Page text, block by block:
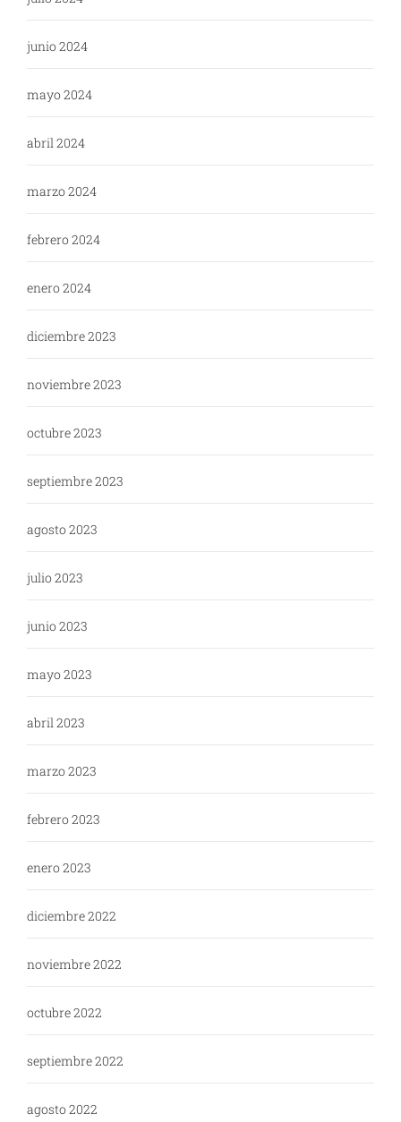
junio 2024
mayo 2024
abril 2024
marzo 2024
febrero 2024
enero 2024
diciembre 2023
noviembre 2023
octubre 2023
septiembre 2023
agosto 2023
julio 2023
junio 2023
mayo 2023
abril 2023
marzo 2023
febrero 2023
enero 2023
diciembre 2022
noviembre 2022
octubre 2022
septiembre 2022
agosto 2022